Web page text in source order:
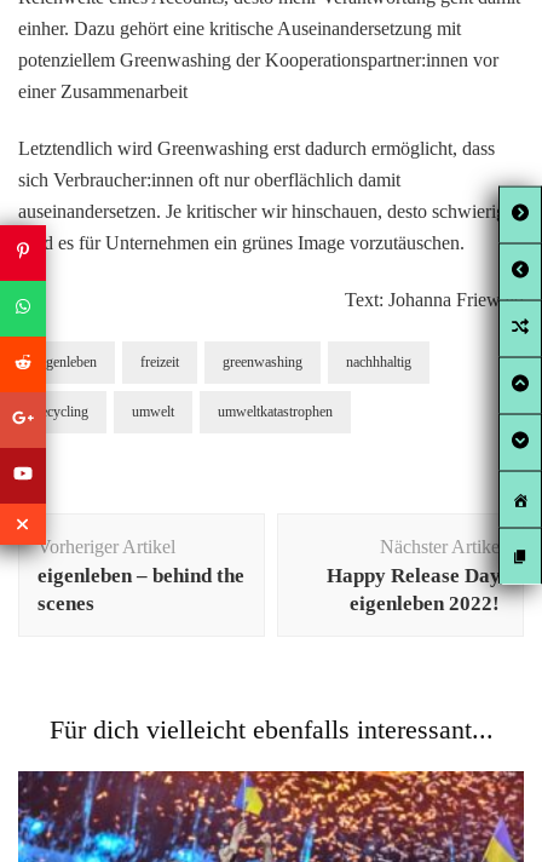
einher. Dazu gehört eine kritische Auseinandersetzung mit
potenziellem Greenwashing der Kooperationspartner:innen vor
einer Zusammenarbeit
Letztendlich wird Greenwashing erst dadurch ermöglicht, dass
sich Verbraucher:innen oft nur oberflächlich damit
auseinandersetzen. Je kritischer wir hinschauen, desto schwieriger
wird es für Unternehmen ein grünes Image vorzutäuschen.
Text: Johanna Friewald
eigenleben freizeit greenwashing nachhhaltig
recycling umwelt umweltkatastrophen
Beitragsnavigation
Vorheriger Artikel
eigenleben – behind the
scenes
Nächster Artikel
Happy Release Day,
eigenleben 2022!
Für dich vielleicht ebenfalls interessant...